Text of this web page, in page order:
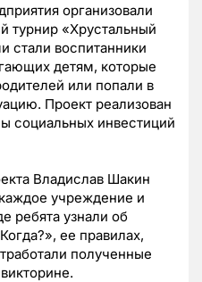
организовали
турнир «Хрустальный
стали воспитанники
детям, которые
или попали в
Проект реализован
социальных инвестиций
Владислав Шакин
учреждение и
ребята узнали об
ее правилах,
полученные